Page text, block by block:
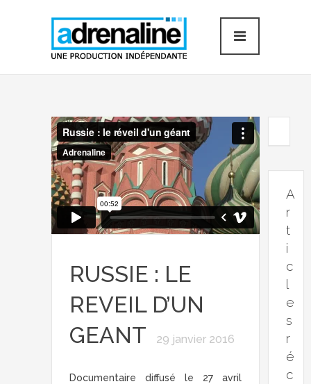
RUSSIE : LE
REVEIL D’UN
GEANT
29 janvier 2016
Documentaire diffusé le 27 avril
A
r
t
i
c
l
e
s
r
é
c